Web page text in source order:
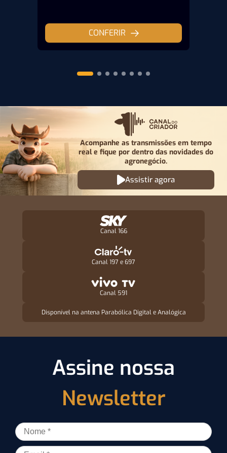
CONFERIR
Acompanhe as transmissões em tempo
real e fique pordentro das novidades do
agronegócio.
Assistir agora
Canal 166
Canal 197 e 697
Canal 591
Disponível na antena Parabólica Digital e Analógica
Assine nossa
Newsletter